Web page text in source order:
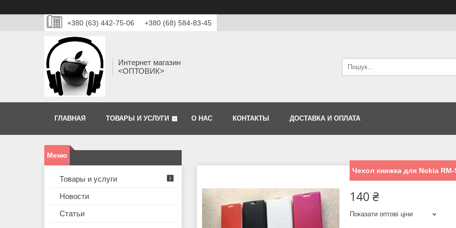
+380 (63) 442-75-06 +380 (68) 584-83-45
Интернет магазин
<ОПТОВИК>
ГЛАВНАЯ ТОВАРЫ И УСЛУГИ О НАС КОНТАКТЫ ДОСТАВКА И ОПЛАТА
Чехол книжка для Nokia RM-
140 ₴
Показати оптові ціни
Товары и услуги
Новости
Статьи